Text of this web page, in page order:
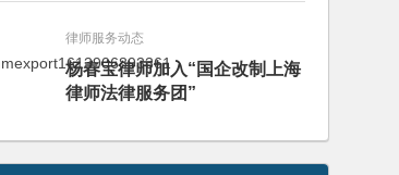
律师服务动态
杨春宝律师加入“国企改制上海
律师法律服务团”